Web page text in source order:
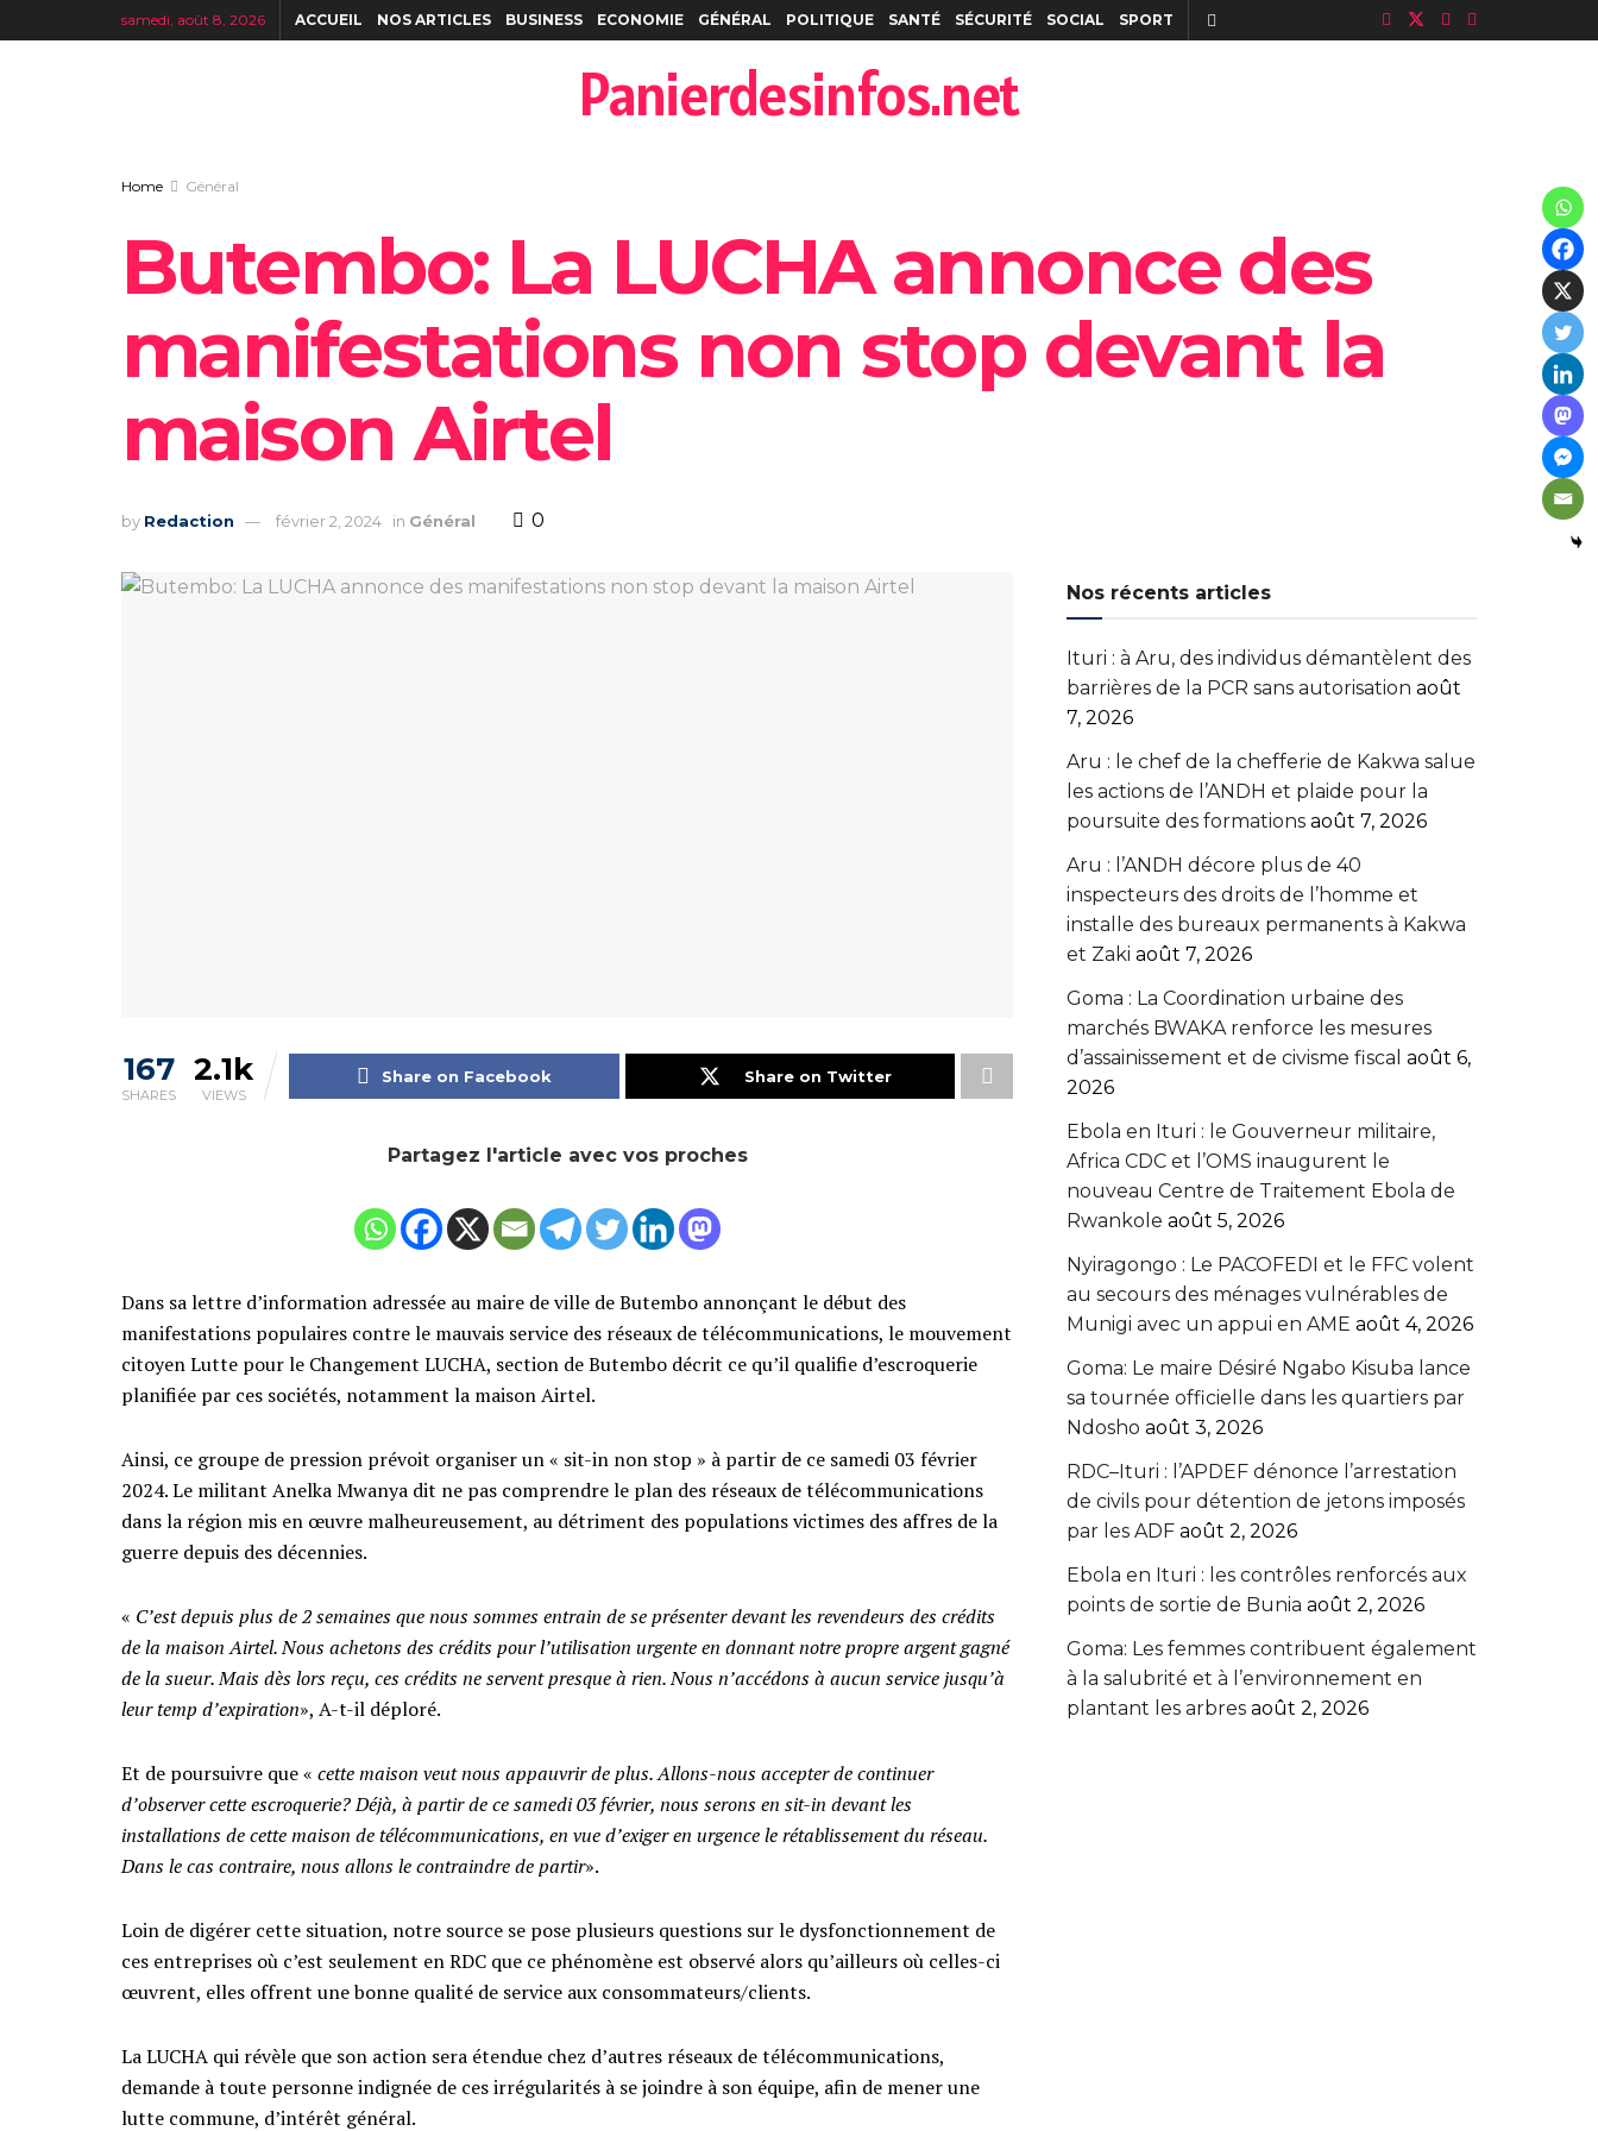
samedi, août 8, 2026 ACCUEIL NOS ARTICLES BUSINESS ECONOMIE GÉNÉRAL POLITIQUE SANTÉ SÉCURITÉ SOCIAL SPORT
Panierdesinfos.net
Home Général
Butembo: La LUCHA annonce des
manifestations non stop devant la
maison Airtel
by Redaction février 2, 2024 in Général 0
167
SHARES
2.1k
VIEWS
Share on Facebook Share on Twitter
Partagez l'article avec vos proches
Dans sa lettre d’information adressée au maire de ville de Butembo annonçant le début des
manifestations populaires contre le mauvais service des réseaux de télécommunications, le mouvement
citoyen Lutte pour le Changement LUCHA, section de Butembo décrit ce qu’il qualifie d’escroquerie
planifiée par ces sociétés, notamment la maison Airtel.
Ainsi, ce groupe de pression prévoit organiser un « sit-in non stop » à partir de ce samedi 03 février
2024. Le militant Anelka Mwanya dit ne pas comprendre le plan des réseaux de télécommunications
dans la région mis en œuvre malheureusement, au détriment des populations victimes des affres de la
guerre depuis des décennies.
« C’est depuis plus de 2 semaines que nous sommes entrain de se présenter devant les revendeurs des crédits
de la maison Airtel. Nous achetons des crédits pour l’utilisation urgente en donnant notre propre argent gagné
de la sueur. Mais dès lors reçu, ces crédits ne servent presque à rien. Nous n’accédons à aucun service jusqu’à
leur temp d’expiration», A-t-il déploré.
Et de poursuivre que « cette maison veut nous appauvrir de plus. Allons-nous accepter de continuer
d’observer cette escroquerie? Déjà, à partir de ce samedi 03 février, nous serons en sit-in devant les
installations de cette maison de télécommunications, en vue d’exiger en urgence le rétablissement du réseau.
Dans le cas contraire, nous allons le contraindre de partir».
Loin de digérer cette situation, notre source se pose plusieurs questions sur le dysfonctionnement de
ces entreprises où c’est seulement en RDC que ce phénomène est observé alors qu’ailleurs où celles-ci
œuvrent, elles offrent une bonne qualité de service aux consommateurs/clients.
La LUCHA qui révèle que son action sera étendue chez d’autres réseaux de télécommunications,
demande à toute personne indignée de ces irrégularités à se joindre à son équipe, afin de mener une
lutte commune, d’intérêt général.
Nos récents articles
Ituri : à Aru, des individus démantèlent des
barrières de la PCR sans autorisation août
7, 2026
Aru : le chef de la chefferie de Kakwa salue
les actions de l’ANDH et plaide pour la
poursuite des formations août 7, 2026
Aru : l’ANDH décore plus de 40
inspecteurs des droits de l’homme et
installe des bureaux permanents à Kakwa
et Zaki août 7, 2026
Goma : La Coordination urbaine des
marchés BWAKA renforce les mesures
d’assainissement et de civisme fiscal août 6,
2026
Ebola en Ituri : le Gouverneur militaire,
Africa CDC et l’OMS inaugurent le
nouveau Centre de Traitement Ebola de
Rwankole août 5, 2026
‎Nyiragongo : Le PACOFEDI et le FFC volent
au secours des ménages vulnérables de
Munigi avec un appui en AME‎‎ août 4, 2026
Goma: Le maire Désiré Ngabo Kisuba lance
sa tournée officielle dans les quartiers par
Ndosho août 3, 2026
RDC–Ituri : l’APDEF dénonce l’arrestation
de civils pour détention de jetons imposés
par les ADF août 2, 2026
Ebola en Ituri : les contrôles renforcés aux
points de sortie de Bunia août 2, 2026
Goma: Les femmes contribuent également
à la salubrité et à l’environnement en
plantant les arbres août 2, 2026